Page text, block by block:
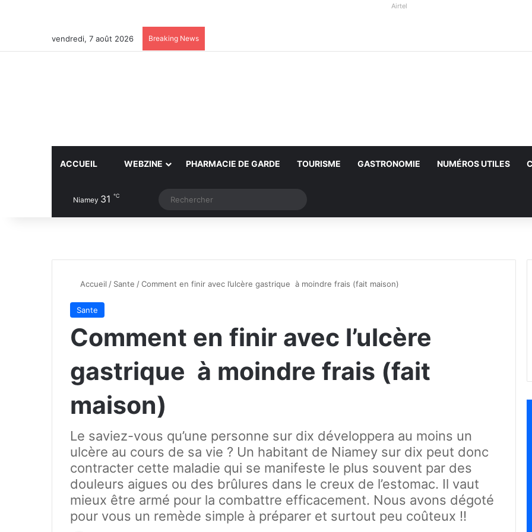
Airtel
vendredi, 7 août 2026 Breaking News
ACCUEIL WEBZINE PHARMACIE DE GARDE TOURISME GASTRONOMIE NUMÉROS UTILES
Niamey 31 ℃ Article Aléatoire
Switch skin
Accueil / Sante /Comment en finir avec l’ulcère gastrique à moindre frais (fait maison)
Sante
Comment en finir avec l’ulcère
gastrique à moindre frais (fait
maison)
Le saviez-vous qu’une personne sur dix développera au moins un
ulcère au cours de sa vie ? Un habitant de Niamey sur dix peut donc
contracter cette maladie qui se manifeste le plus souvent par des
douleurs aigues ou des brûlures dans le creux de l’estomac. Il vaut
mieux être armé pour la combattre efficacement. Nous avons dégoté
pour vous un remède simple à préparer et surtout peu coûteux !!